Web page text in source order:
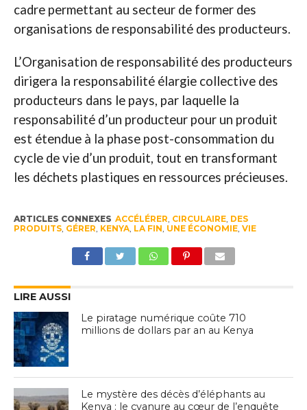
cadre permettant au secteur de former des
organisations de responsabilité des producteurs.
L’Organisation de responsabilité des producteurs
dirigera la responsabilité élargie collective des
producteurs dans le pays, par laquelle la
responsabilité d’un producteur pour un produit
est étendue à la phase post-consommation du
cycle de vie d’un produit, tout en transformant
les déchets plastiques en ressources précieuses.
ARTICLES CONNEXES ACCÉLÉRER, CIRCULAIRE, DES
PRODUITS, GÉRER, KENYA, LA FIN, UNE ÉCONOMIE, VIE
LIRE AUSSI
Le piratage numérique coûte 710
millions de dollars par an au Kenya
Le mystère des décès d’éléphants au
Kenya : le cyanure au cœur de l’enquête